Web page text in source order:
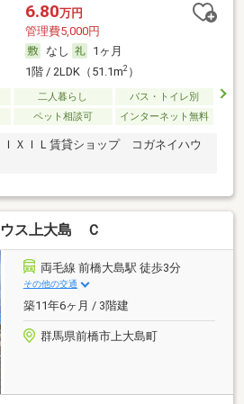
6.80万円
管理費5,000円
なし
1ヶ月
1階 / 2LDK（51.1m2）
二人暮らし
バス・トイレ別
ペット相談可 インターネット無料
ＩＸＩＬ賃貸ショップ コガネイハウ
ス上大島 Ｃ
両毛線 前橋大島駅 徒歩3分
その他の交通
築11年6ヶ月 / 3階建
群馬県前橋市上大島町